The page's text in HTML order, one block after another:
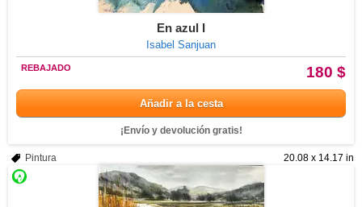
En azul I
Isabel Sanjuan
180 $
REBAJADO
Añadir a la cesta
¡Envío y devolución gratis!
20.08 x 14.17 in
Pintura